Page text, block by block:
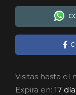
Visitas hasta el
Expira en: 17